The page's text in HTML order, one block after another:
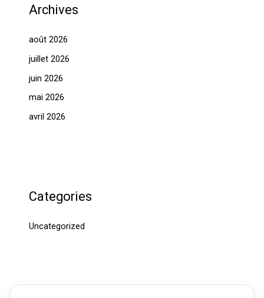
Archives
août 2026
juillet 2026
juin 2026
mai 2026
avril 2026
Categories
Uncategorized